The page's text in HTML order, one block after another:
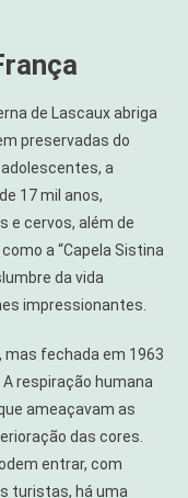
de Lascaux abriga
preservadas do
a
17 mil anos,
e cervos, além de
a “Capela Sistina
da vida
impressionantes.
mas fechada em 1963
respiração humana
ameaçavam as
das cores.
entrar, com
turistas, há uma